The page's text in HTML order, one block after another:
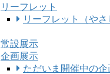
リーフレット
リーフレット（やさ
常設展示
企画展示
ただいま開催中の企